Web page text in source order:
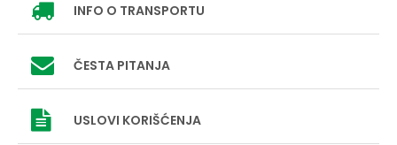
INFO O TRANSPORTU
ČESTA PITANJA
USLOVI KORIŠĆENJA